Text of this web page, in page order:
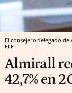
El consejero delegado
EFE
Almirall
42,7% en